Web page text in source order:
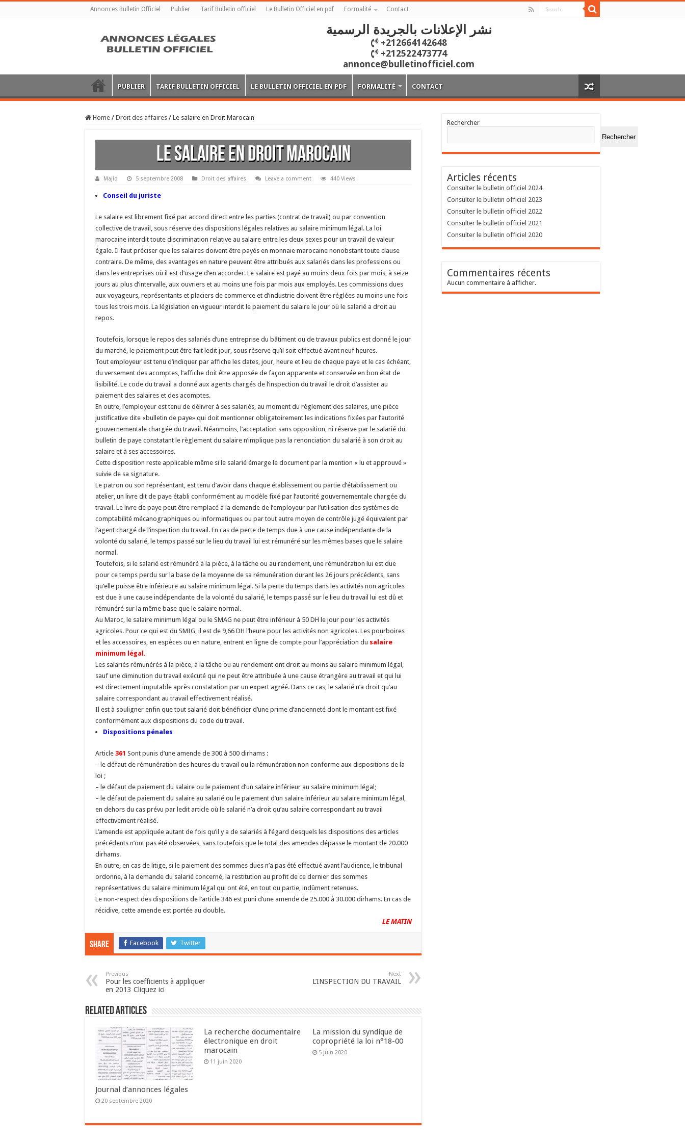
Annonces Bulletin Officiel Publier Tarif Bulletin officiel Le Bulletin Officiel en pdf Formalité Contact
نشر الإعلانات بالجريدة الرسمية
+212664142648
+212522473774
annonce@bulletinofficiel.com
PUBLIER TARIF BULLETIN OFFICIEL LE BULLETIN OFFICIEL EN PDF FORMALITÉ CONTACT
Home / Droit des affaires / Le salaire en Droit Marocain
Le salaire en Droit Marocain
Majid 5 septembre 2008 Droit des affaires Leave a comment 440 Views
Conseil du juriste
Le salaire est librement fixé par accord direct entre les parties (contrat de travail) ou par convention
collective de travail, sous réserve des dispositions légales relatives au salaire minimum légal. La loi
marocaine interdit toute discrimination relative au salaire entre les deux sexes pour un travail de valeur
égale. Il faut préciser que les salaires doivent être payés en monnaie marocaine nonobstant toute clause
contraire. De même, des avantages en nature peuvent être attribués aux salariés dans les professions ou
dans les entreprises où il est d’usage d’en accorder. Le salaire est payé au moins deux fois par mois, à seize
jours au plus d’intervalle, aux ouvriers et au moins une fois par mois aux employés. Les commissions dues
aux voyageurs, représentants et placiers de commerce et d’industrie doivent être réglées au moins une fois
tous les trois mois. La législation en vigueur interdit le paiement du salaire le jour où le salarié a droit au
repos.
Toutefois, lorsque le repos des salariés d’une entreprise du bâtiment ou de travaux publics est donné le jour
du marché, le paiement peut être fait ledit jour, sous réserve qu’il soit effectué avant neuf heures.
Tout employeur est tenu d’indiquer par affiche les dates, jour, heure et lieu de chaque paye et le cas échéant,
du versement des acomptes, l’affiche doit être apposée de façon apparente et conservée en bon état de
lisibilité. Le code du travail a donné aux agents chargés de l’inspection du travail le droit d’assister au
paiement des salaires et des acomptes.
En outre, l’employeur est tenu de délivrer à ses salariés, au moment du règlement des salaires, une pièce
justificative dite «bulletin de paye» qui doit mentionner obligatoirement les indications fixées par l’autorité
gouvernementale chargée du travail. Néanmoins, l’acceptation sans opposition, ni réserve par le salarié du
bulletin de paye constatant le règlement du salaire n’implique pas la renonciation du salarié à son droit au
salaire et à ses accessoires.
Cette disposition reste applicable même si le salarié émarge le document par la mention « lu et approuvé »
suivie de sa signature.
Le patron ou son représentant, est tenu d’avoir dans chaque établissement ou partie d’établissement ou
atelier, un livre dit de paye établi conformément au modèle fixé par l’autorité gouvernementale chargée du
travail. Le livre de paye peut être remplacé à la demande de l’employeur par l’utilisation des systèmes de
comptabilité mécanographiques ou informatiques ou par tout autre moyen de contrôle jugé équivalent par
l’agent chargé de l’inspection du travail. En cas de perte de temps due à une cause indépendante de la
volonté du salarié, le temps passé sur le lieu du travail lui est rémunéré sur les mêmes bases que le salaire
normal.
Toutefois, si le salarié est rémunéré à la pièce, à la tâche ou au rendement, une rémunération lui est due
pour ce temps perdu sur la base de la moyenne de sa rémunération durant les 26 jours précédents, sans
qu’elle puisse être inférieure au salaire minimum légal. Si la perte du temps dans les activités non agricoles
est due à une cause indépendante de la volonté du salarié, le temps passé sur le lieu du travail lui est dû et
rémunéré sur la même base que le salaire normal.
Au Maroc, le salaire minimum légal ou le SMAG ne peut être inférieur à 50 DH le jour pour les activités
agricoles. Pour ce qui est du SMIG, il est de 9,66 DH l’heure pour les activités non agricoles. Les pourboires
et les accessoires, en espèces ou en nature, entrent en ligne de compte pour l’appréciation du salaire
minimum légal .
Les salariés rémunérés à la pièce, à la tâche ou au rendement ont droit au moins au salaire minimum légal,
sauf une diminution du travail exécuté qui ne peut être attribuée à une cause étrangère au travail et qui lui
est directement imputable après constatation par un expert agréé. Dans ce cas, le salarié n’a droit qu’au
salaire correspondant au travail effectivement réalisé.
Il est à souligner enfin que tout salarié doit bénéficier d’une prime d’ancienneté dont le montant est fixé
conformément aux dispositions du code du travail.
Dispositions pénales
Article 361 Sont punis d’une amende de 300 à 500 dirhams :
– le défaut de rémunération des heures du travail ou la rémunération non conforme aux dispositions de la
loi ;
– le défaut de paiement du salaire ou le paiement d’un salaire inférieur au salaire minimum légal;
– le défaut de paiement du salaire au salarié ou le paiement d’un salaire inférieur au salaire minimum légal,
en dehors du cas prévu par ledit article où le salarié n’a droit qu’au salaire correspondant au travail
effectivement réalisé.
L’amende est appliquée autant de fois qu’il y a de salariés à l’égard desquels les dispositions des articles
précédents n’ont pas été observées, sans toutefois que le total des amendes dépasse le montant de 20.000
dirhams.
En outre, en cas de litige, si le paiement des sommes dues n’a pas été effectué avant l’audience, le tribunal
ordonne, à la demande du salarié concerné, la restitution au profit de ce dernier des sommes
représentatives du salaire minimum légal qui ont été, en tout ou partie, indûment retenues.
Le non-respect des dispositions de l’article 346 est puni d’une amende de 25.000 à 30.000 dirhams. En cas de
récidive, cette amende est portée au double.
LE MATIN
Share Facebook Twitter
Previous
Pour les coefficients à appliquer
en 2013 Cliquez ici
Next
L’INSPECTION DU TRAVAIL
Related Articles
Journal d’annonces légales
20 septembre 2020
La recherche documentaire
électronique en droit
marocain
11 juin 2020
La mission du syndique de
copropriété la loi n°18-00
5 juin 2020
Rechercher
Rechercher
Articles récents
Consulter le bulletin officiel 2024
Consulter le bulletin officiel 2023
Consulter le bulletin officiel 2022
Consulter le bulletin officiel 2021
Consulter le bulletin officiel 2020
Commentaires récents
Aucun commentaire à afficher.